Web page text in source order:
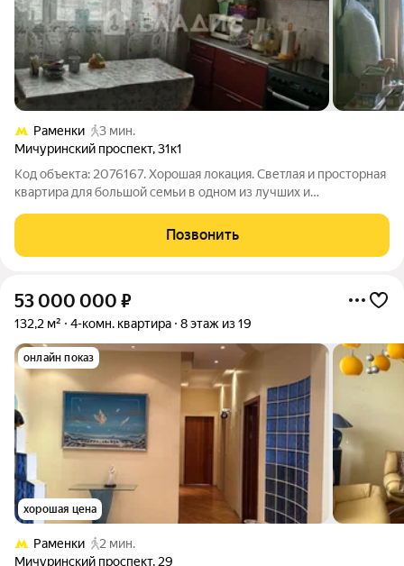
Раменки
3 мин.
Мичуринский проспект,31к1
Код объекта: 2076167. Хорошая локация. Светлая и просторная
квартира для большой семьи в одном из лучших и
метро. Всеми любимая серия домов - П44 Объект состоит из
двух двухкомнатных квартир с
Позвонить
53 000 000 ₽
132,2 м² 4-комн. квартира 8 этаж из 19
онлайн показ
хорошая цена
Раменки
2 мин.
Мичуринский проспект, 29